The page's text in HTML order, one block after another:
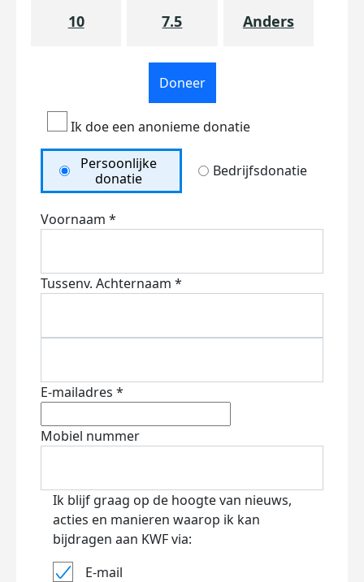
10 7.5 Anders
Doneer
Ik doe een anonieme donatie
Persoonlijke
donatie
Bedrijfsdonatie
Voornaam *
Tussenv. Achternaam *
E-mailadres *
Mobiel nummer
Ik blijf graag op de hoogte van nieuws,
acties en manieren waarop ik kan
bijdragen aan KWF via:
E-mail